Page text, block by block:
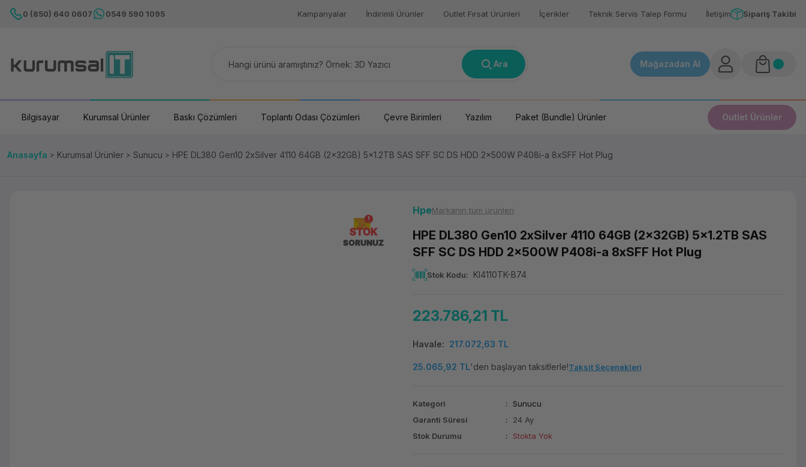
0 (850) 640 0607 0549 590 1095 Kampanyalar İndirimli Ürünler Outlet Fırsat Ürünleri İçerikler Teknik Servis Talep Formu İletişim Sipariş Takibi
Ara Mağazadan Al
Bilgisayar Kurumsal Ürünler Baskı Çözümleri Toplantı Odası Çözümleri Çevre Birimleri Yazılım Paket (Bundle) Ürünler Outlet Ürünler
Anasayfa Kurumsal Ürünler Sunucu HPE DL380 Gen10 2xSilver 4110 64GB (2x32GB) 5x1.2TB SAS SFF SC DS HDD 2x500W P408i-a 8xSFF Hot Plug
STOK
SORUNUZ
HpeMarkanın tüm ürünleri
HPE DL380 Gen10 2xSilver 4110 64GB (2x32GB) 5x1.2TB SAS
SFF SC DS HDD 2x500W P408i-a 8xSFF Hot Plug
Stok Kodu KI4110TK-B74
223.786,21 TL
Havale 217.072,63 TL
25.065,92 TL'den başlayan taksitlerle!Taksit Seçenekleri
Kategori
Sunucu
Garanti Süresi
24 Ay
Stok Durumu
Stokta Yok